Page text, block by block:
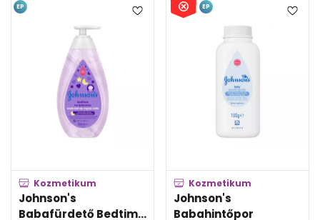
Kozmetikum
Johnson's
Babafürdető Bedtim...
EP
Kozmetikum
Johnson's
Babahintőpor
EP